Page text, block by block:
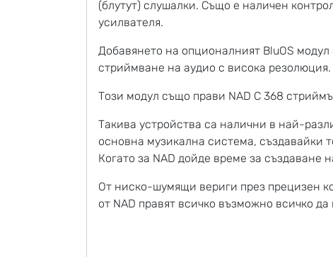
(блутут) слушалки. Също е наличен
усилвателя.
Добавянето на опционалният BluOS
стриймване на аудио с висока резолюция.
Този модул също прави NAD C 368
Такива устройства са налични в най-
основна музикална система, създавайки
Когато за NAD дойде време за създаване
От ниско-шумящи вериги през прецизен
от NAD правят всичко възможно всичко да